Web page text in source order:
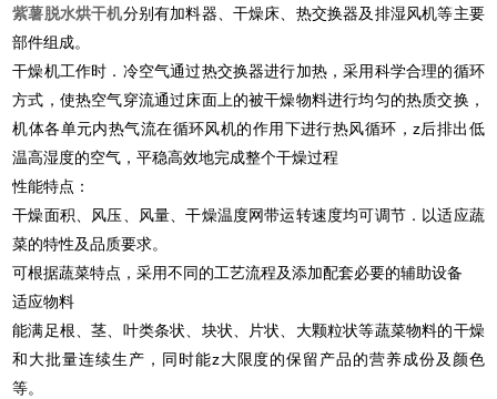
紫薯脱水烘干机分别有加料器、干燥床、热交换器及排湿风机等主要
部件组成。
干燥机工作时．冷空气通过热交换器进行加热，采用科学合理的循环
方式，使热空气穿流通过床面上的被干燥物料进行均匀的热质交换，
机体各单元内热气流在循环风机的作用下进行热风循环，z后排出低
温高湿度的空气，平稳高效地完成整个干燥过程
性能特点：
干燥面积、风压、风量、干燥温度网带运转速度均可调节．以适应蔬
菜的特性及品质要求。
可根据蔬菜特点，采用不同的工艺流程及添加配套必要的辅助设备
适应物料
能满足根、茎、叶类条状、块状、片状、大颗粒状等蔬菜物料的干燥
和大批量连续生产，同时能z大限度的保留产品的营养成份及颜色
等。